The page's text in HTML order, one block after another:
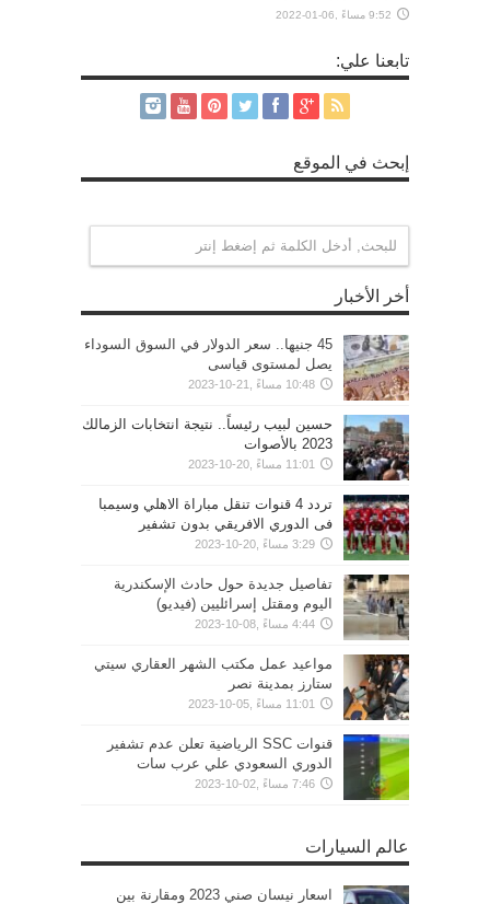
9:52 مساءً ,06-01-2022
تابعنا علي:
إبحث في الموقع
أخر الأخبار
45 جنيها.. سعر الدولار في السوق السوداء
يصل لمستوى قياسى
10:48 مساءً ,21-10-2023
حسين لبيب رئيساً.. نتيجة انتخابات الزمالك
2023 بالأصوات
11:01 مساءً ,20-10-2023
تردد 4 قنوات تنقل مباراة الاهلي وسيمبا
فى الدوري الافريقي بدون تشفير
3:29 مساءً ,20-10-2023
تفاصيل جديدة حول حادث الإسكندرية
اليوم ومقتل إسرائليين (فيديو)
4:44 مساءً ,08-10-2023
مواعيد عمل مكتب الشهر العقاري سيتي
ستارز بمدينة نصر
11:01 مساءً ,05-10-2023
قنوات SSC الرياضية تعلن عدم تشفير
الدوري السعودي علي عرب سات
7:46 مساءً ,02-10-2023
عالم السيارات
اسعار نيسان صني 2023 ومقارنة بين